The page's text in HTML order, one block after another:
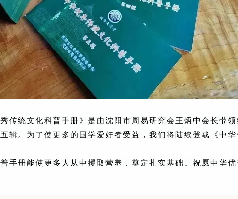
统文化科普手册》是由沈阳市周易研究会王炳中会长带领
辑。为了使更多的国学爱好者受益，我们将陆续登载《中
册能使更多人从中攫取营养，奠定扎实基础。祝愿中华优